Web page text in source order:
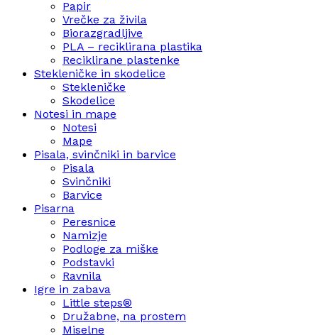
Papir
Vrečke za živila
Biorazgradljive
PLA – reciklirana plastika
Reciklirane plastenke
Stekleničke in skodelice
Stekleničke
Skodelice
Notesi in mape
Notesi
Mape
Pisala, svinčniki in barvice
Pisala
Svinčniki
Barvice
Pisarna
Peresnice
Namizje
Podloge za miške
Podstavki
Ravnila
Igre in zabava
Little steps®
Družabne, na prostem
Miselne